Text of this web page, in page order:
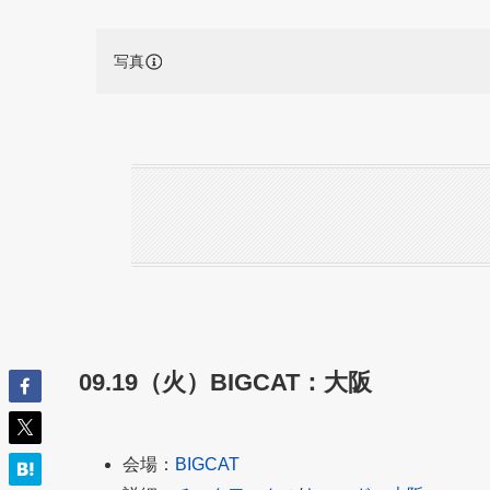
写真
09.19（火）BIGCAT：大阪
会場： BIGCAT